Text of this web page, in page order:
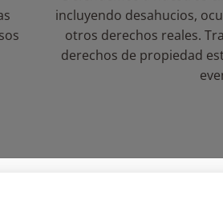
incluyendo desahucios,
otros derechos reales.
derechos de propiedad